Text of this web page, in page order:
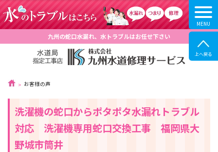
九州の蛇口水漏れ、水トラブルはお任せ下さい
お客様の声
洗濯機の蛇口からポタポタ水漏れトラブル
対応 洗濯機専用蛇口交換工事 福岡県大
野城市筒井